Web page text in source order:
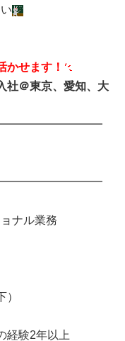
かせます！
社＠東京、愛知、大
ナル業務
経験2年以上